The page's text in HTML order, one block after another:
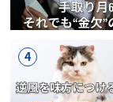
4